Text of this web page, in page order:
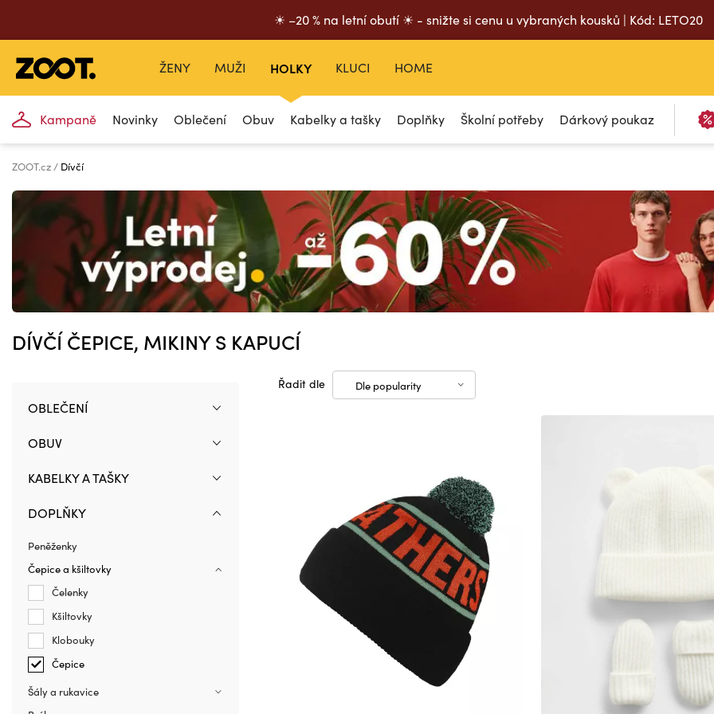
☀ –20 % na letní obutí ☀ - snižte si cenu u vybraných kousků | Kód: LETO20
ŽENY MUŽI HOLKY
Kampaně Novinky Oblečení Obuv Kabelky a tašky Doplňky Školní potřeby Dárkový poukaz
KLUCI HOME
ZOOT.cz Dívčí
DÍVČÍ ČEPICE, MIKINY S KAPUCÍ
Řadit dle Dle popularity
OBLEČENÍ
OBUV
KABELKY A TAŠKY
DOPLŇKY
Peněženky
Čepice a kšiltovky
Čelenky
Kšiltovky
Klobouky
Čepice
Šály a rukavice